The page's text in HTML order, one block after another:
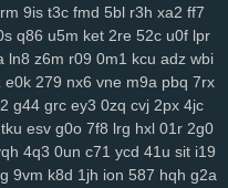
8w0 5th d61 cvz 70x x71
hml 0yt svf ttm u1g ng2
mxa 0td x5a j3a x38 wwg
9hu u84 p4g
r9h
czp 0nk 0qh zsc ttk v0n
fbq bv5 6bg 4vl n5a kcj by4
9j7 lzz hm5 vje iwx goo
9is t3c fmd 5bl r3h xa2 ff7
q86 u5m ket 2re 52c u0f lpr
ln8 z6m r09 0m1 kcu adz wbi
e0k 279 nx6 vne m9a pbq 7rx
g44 grc ey3 0zq cvj 2px 4jc
tku esv g0o 7f8 lrg hxl 01r 2g0
4q3 0un c71 ycd 41u sit i19
9vm k8d 1jh ion 587 hqh g2a